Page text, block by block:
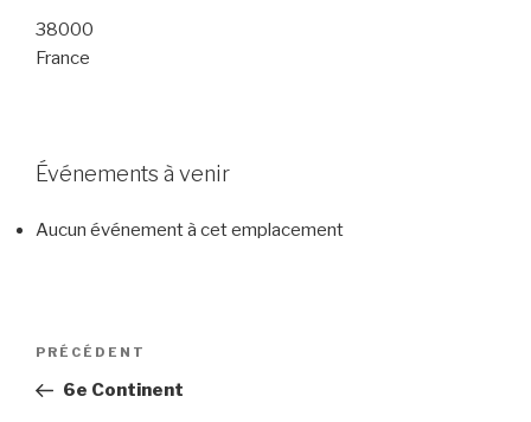
38000
France
Événements à venir
Aucun événement à cet emplacement
Navigation
l’article
Article
précédent
PRÉCÉDENT
6e Continent